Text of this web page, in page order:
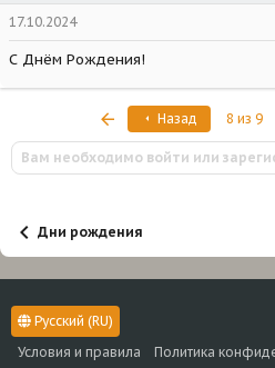
17.10.2024
С Днём Рождения!
ПервыйНазад 8 из 9
Вам необходимо войти или
Дни рождения
Русский (RU)
Условия и правила
Политика